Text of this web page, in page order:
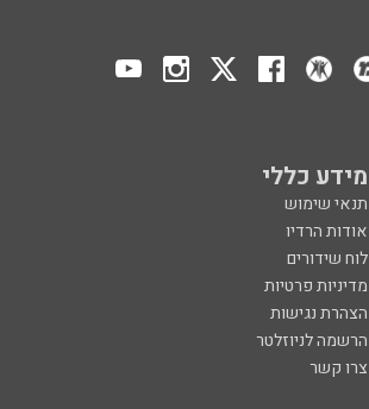
מידע כללי
תנאי שימוש
אודות הרדיו
לוח שידורים
מדיניות פרטיות
הצהרת נגישות
הרשמה לניוזלטר
צרו קשר